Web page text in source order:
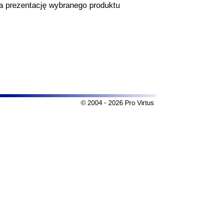
prezentację wybranego produktu
© 2004 - 2026 Pro Virtus